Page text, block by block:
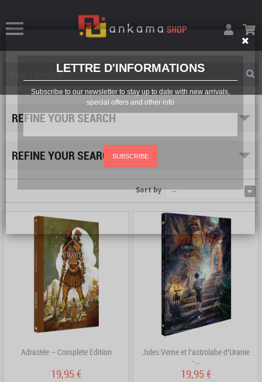
LETTRE D'INFORMATIONS
Subscribe to our newsletter to stay up to date with new arrivals,
special offers and other info
SUBSCRIBE
REFINE YOUR SEARCH
REFINE YOUR SEARCH
Sort by --
Adrastée – Complete Edition
19,95 €
Jules Verne et l’astrolabe d’Uranie
-...
19,95 €